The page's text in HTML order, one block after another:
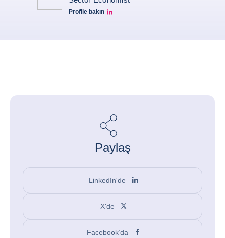
Profile bakın
Eve barré linkedin
Paylaş
LinkedIn'de
X'de
Facebook’da